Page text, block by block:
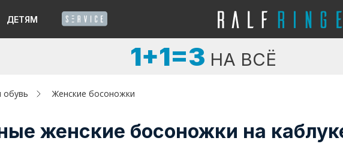
ДЕТЯМ
1+1=3 НА ВСЁ
обувь Женские босоножки
женские босоножки на